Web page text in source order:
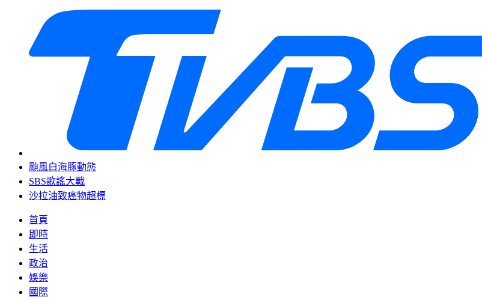
颱風白海豚動態
SBS歌謠大戰
沙拉油致癌物超標
首頁
即時
生活
政治
娛樂
國際